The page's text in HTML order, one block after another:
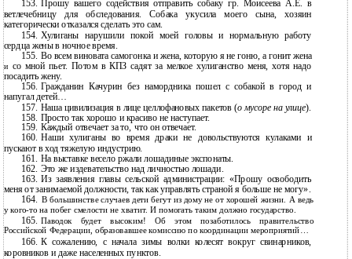
153. Прошу вашего содействия отправить собаку гр. Моисеева А.Е. в
ветлечебницу для обследования. Собака укусила моего сына, хозяин
категорически отказался сделать это сам.
154. Хулиганы нарушили покой моей головы и нормальную работу
сердца жены в ночное время.
155. Во всем виновата самогонка и жена, которую я не гоню, а гонит жена
и со мной пьет. Потом в КПЗ садят за мелкое хулиганство меня, хотя надо
посадить жену.
156. Гражданин Качурин без намордника пошел с собакой в город и
напугал детей…
157. Наша цивилизация в лице целлофановых пакетов (о мусоре на улице).
158. Просто так хорошо и красиво не наступает.
159. Каждый отвечает за то, что он отвечает.
160. Наши хулиганы во время драки не довольствуются кулаками и
пускают в ход тяжелую индустрию.
161. На выставке весело ржали лошадиные экспонаты.
162. Это же издевательство над личностью лошади.
163. Из заявления главы сельской администрации: «Прошу освободить
меня от занимаемой должности, так как управлять страной я больше не могу».
164. В большинстве случаев дети бегут из дому не от хорошей жизни. А ведь
укого-то на побег смелости не хватит. И помогать таким должно государство.
165. Паводок будет высоким! Об этом позаботилось правительство
Российской Федерации, образовавшее комиссию по координации мероприятий…
166. К сожалению, с начала зимы волки колесят вокруг свинарников,
коровников и даже населенных пунктов.